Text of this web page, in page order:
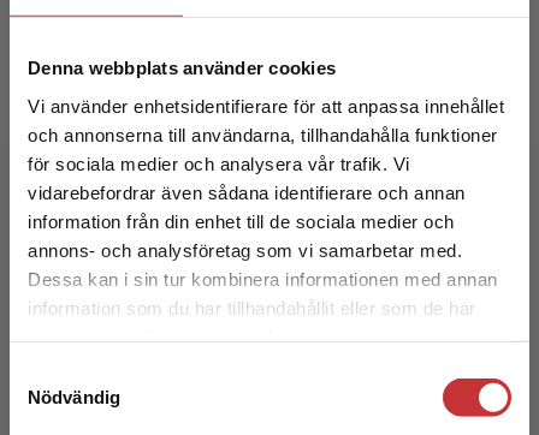
Denna webbplats använder cookies
Vi använder enhetsidentifierare för att anpassa innehållet
och annonserna till användarna, tillhandahålla funktioner
för sociala medier och analysera vår trafik. Vi
vidarebefordrar även sådana identifierare och annan
information från din enhet till de sociala medier och
annons- och analysföretag som vi samarbetar med.
Dessa kan i sin tur kombinera informationen med annan
information som du har tillhandahållit eller som de har
Nödvändig
Begränsad fraktregion
Det verkar som att du besöker
studentlitteratur.se via en enhet utanför Sverige.
Vi erbjuder inte leveranser utanför Sverige. För
att kunna slutföra ett köp måste
förklaringar och tips till Snilleblixtarna i slutet av
Facit till alla kopieringsunderlag och prov hittar du i
det digitala lärarmaterialet som ingår i lärarpaketet.
Produktionsstöd för detta läromedel har erhållits från
Specialpedagogiska Skolmyndigheten.
Markus Luoma
Markus Luoma är lektor i matematik, fysik, kemi
och informationsteknik. Han har arbetat på
högstadiet i över 25 år. Markus har studerat till
lärare...